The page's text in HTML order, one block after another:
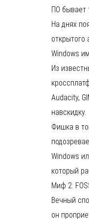
ПО бывает
На днях
открытого
Windows
Из
Audacity,
навскидку.
Фишка в
Windows
который
Миф 2:
Вечный
он